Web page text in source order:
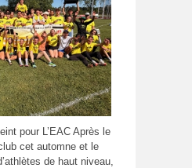
pour L’EAC Après le
cet automne et le
de haut niveau,